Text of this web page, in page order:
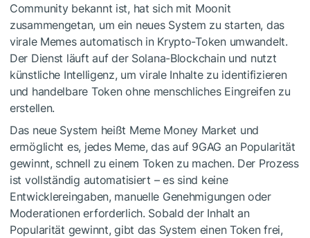
Community bekannt ist, hat sich mit Moonit
zusammengetan, um ein neues System zu starten, das
virale Memes automatisch in Krypto-Token umwandelt.
Der Dienst läuft auf der Solana-Blockchain und nutzt
künstliche Intelligenz, um virale Inhalte zu identifizieren
und handelbare Token ohne menschliches Eingreifen zu
erstellen.
Das neue System heißt Meme Money Market und
ermöglicht es, jedes Meme, das auf 9GAG an Popularität
gewinnt, schnell zu einem Token zu machen. Der Prozess
ist vollständig automatisiert – es sind keine
Entwicklereingaben, manuelle Genehmigungen oder
Moderationen erforderlich. Sobald der Inhalt an
Popularität gewinnt, gibt das System einen Token frei,